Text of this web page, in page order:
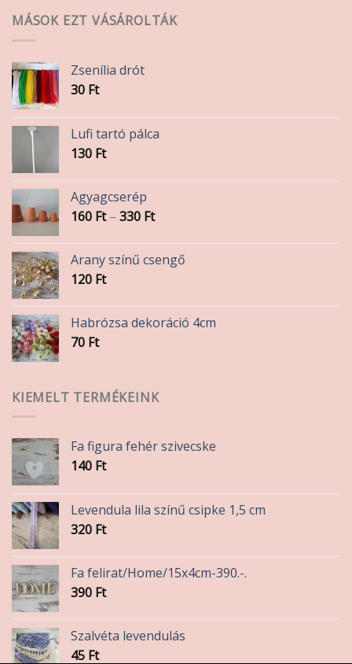
MÁSOK EZT VÁSÁROLTÁK
Zsenília drót
30 Ft
Lufi tartó pálca
130 Ft
Agyagcserép
160 Ft – 330 FtÁrtartomány:
-
330 Ft
Arany színű csengő
120 Ft
Habrózsa dekoráció 4cm
70 Ft
KIEMELT TERMÉKEINK
Fa figura fehér szivecske
140 Ft
Levendula lila színű csipke 1,5 cm
320 Ft
Fa felirat/Home/15x4cm-390.-.
390 Ft
Szalvéta levendulás
45 Ft